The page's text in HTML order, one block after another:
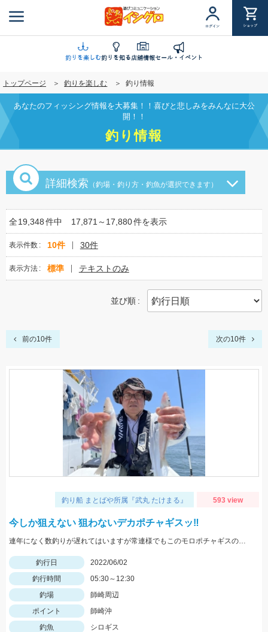
ン
に
移
動
ログイン ショップ
釣りを楽しむ釣りを知る店舗情報セール・イベント
トップページ 釣りを楽しむ 釣り情報
あなたのフィッシング情報を大募集！！喜びと悲しみをみんなに大公
開！！
釣り情報
詳細検索 （釣場・釣り方・釣魚が選択できます）
全19,348件中 17,871～17,880件を表示
表示件数 10件 30件
表示方法 標準 テキストのみ
並び順
前の10件 次の10件
釣り船 まとばや所属『武丸 たけまる』 593 view
今しか狙えない 狙わないデカポチャギスッ‼︎
連年になく数釣りが遅れてはいますが常連様でもこのモロポチャギスのデカさには かなり魅力的みたいですよッ(^-^)♡
釣行日
2022/06/02
釣行時間
05:30～12:30
釣場
師崎周辺
ポイント
師崎沖
釣魚
シロギス